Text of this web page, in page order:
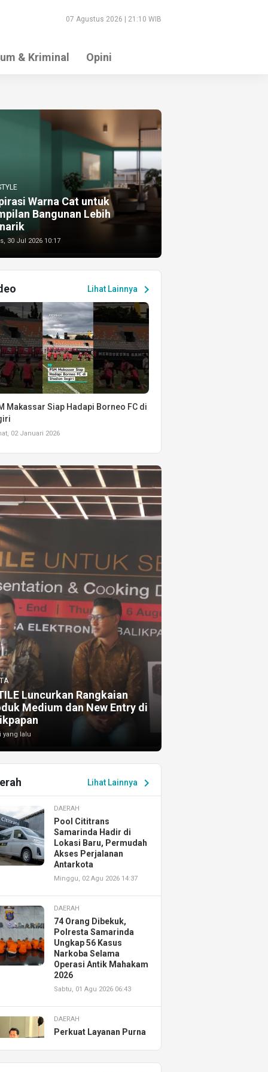
07 Agustus 2026 | 21:10 WIB
& Kriminal Opini
Warna Cat untuk
Bangunan Lebih
30 Jul 2026 10:17
Lihat Lainnya chevron_right
Makassar Siap Hadapi Borneo FC di
02 Januari 2026
Luncurkan Rangkaian
Medium dan New Entry di
yang lalu
Lihat Lainnya chevron_right
DAERAH
Pool Cititrans
Samarinda Hadir di
Lokasi Baru, Permudah
Akses Perjalanan
Antarkota
Minggu, 02 Agu 2026 14:37
DAERAH
74 Orang Dibekuk,
Polresta Samarinda
Ungkap 56 Kasus
Narkoba Selama
Operasi Antik Mahakam
2026
Sabtu, 01 Agu 2026 06:43
DAERAH
Perkuat Layanan Purna
Resmikan AHASS